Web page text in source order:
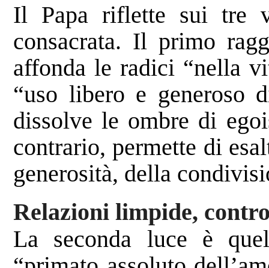
Il Papa riflette sui tre
consacrata. Il primo
affonda le radici “nella
“uso libero e generoso
dissolve le ombre di
contrario, permette di
generosità, della
Relazioni limpide,
La seconda luce è